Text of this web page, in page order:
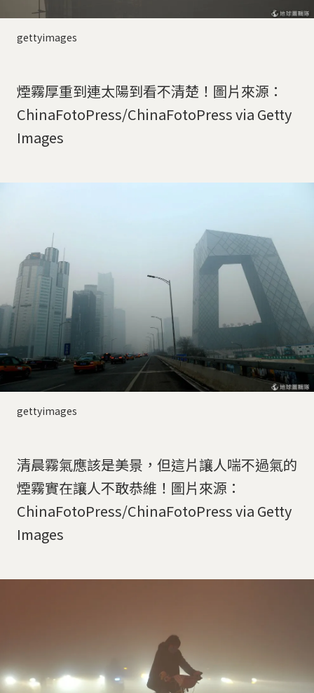
gettyimages
煙霧厚重到連太陽到看不清楚！圖片來源：
ChinaFotoPress/ChinaFotoPress via Getty
Images
gettyimages
清晨霧氣應該是美景，但這片讓人喘不過氣的
煙霧實在讓人不敢恭維！圖片來源：
ChinaFotoPress/ChinaFotoPress via Getty
Images